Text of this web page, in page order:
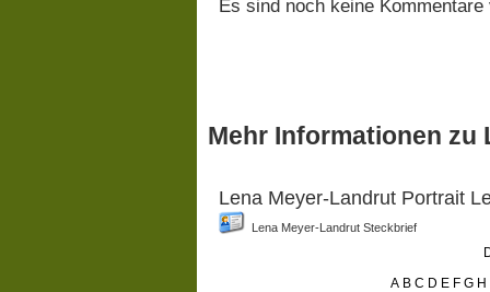
Es sind noch keine
Mehr Informationen zu
Lena Meyer-Landrut Portrait
Lena Meyer-Landrut Steckbrief
A B C D E F G H